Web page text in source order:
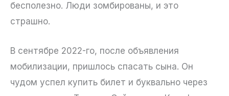
бесполезно. Люди зомбированы, и это
страшно.
В сентябре 2022-го, после объявления
мобилизации, пришлось спасать сына. Он
чудом успел купить билет и буквально через